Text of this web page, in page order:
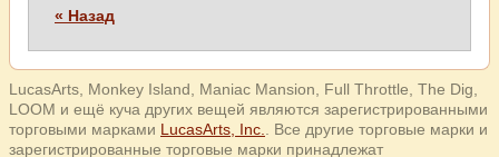
« Назад
LucasArts, Monkey Island, Maniac Mansion, Full Throttle, The Dig,
LOOM и ещё куча других вещей являются зарегистрированными
торговыми марками LucasArts, Inc.
. Все другие торговые марки и
зарегистрированные торговые марки принадлежат